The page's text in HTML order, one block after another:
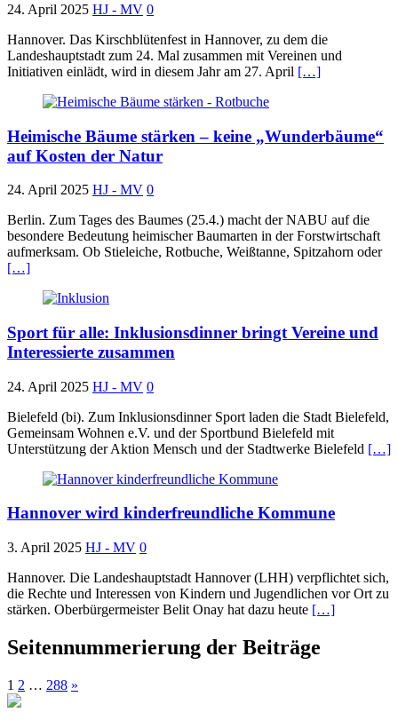
24. April 2025 HJ - MV 0
Hannover. Das Kirschblütenfest in Hannover, zu dem die
Landeshauptstadt zum 24. Mal zusammen mit Vereinen und
Initiativen einlädt, wird in diesem Jahr am 27. April […]
Heimische Bäume stärken – keine „Wunderbäume“
auf Kosten der Natur
24. April 2025 HJ - MV 0
Berlin. Zum Tages des Baumes (25.4.) macht der NABU auf die
besondere Bedeutung heimischer Baumarten in der Forstwirtschaft
aufmerksam. Ob Stieleiche, Rotbuche, Weißtanne, Spitzahorn oder
[…]
Sport für alle: Inklusionsdinner bringt Vereine und
Interessierte zusammen
24. April 2025 HJ - MV 0
Bielefeld (bi). Zum Inklusionsdinner Sport laden die Stadt Bielefeld,
Gemeinsam Wohnen e.V. und der Sportbund Bielefeld mit
Unterstützung der Aktion Mensch und der Stadtwerke Bielefeld […]
Hannover wird kinderfreundliche Kommune
3. April 2025 HJ - MV 0
Hannover. Die Landeshauptstadt Hannover (LHH) verpflichtet sich,
die Rechte und Interessen von Kindern und Jugendlichen vor Ort zu
stärken. Oberbürgermeister Belit Onay hat dazu heute […]
Seitennummerierung der Beiträge
1 2 … 288 »